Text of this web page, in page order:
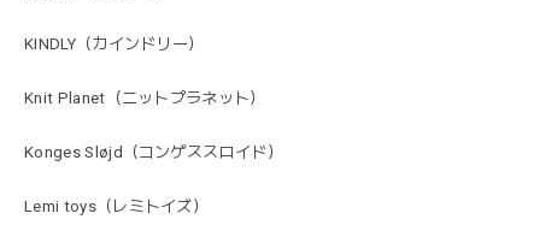
KINDLY（カインドリー）
Knit Planet（ニットプラネット）
Konges Sløjd（コンゲススロイド）
Lemi toys（レミトイズ）